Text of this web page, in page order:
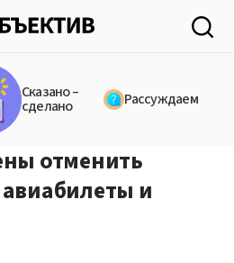
Сказано –
сделано Рассуждаем
отменить
и